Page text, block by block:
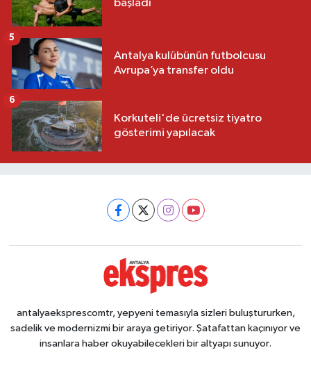
başladı
Antalya kulübünün futbolcusu
Avrupa’ya transfer oldu
5
Korkuteli'de ücretsiz tiyatro
gösterimi yapılacak
6
antalyaeksprescomtr, yepyeni temasıyla sizleri buluştururken,
sadelik ve modernizmi bir araya getiriyor. Şatafattan kaçınıyor ve
insanlara haber okuyabilecekleri bir altyapı sunuyor.